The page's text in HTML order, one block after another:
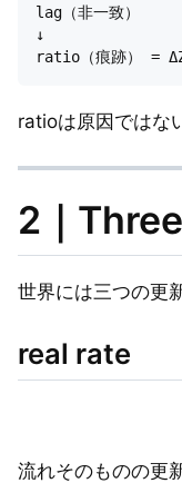
lag（非一致）
↓
ratioは原因ではな
2｜
世界には三つの更
real rate
流れそのものの更新